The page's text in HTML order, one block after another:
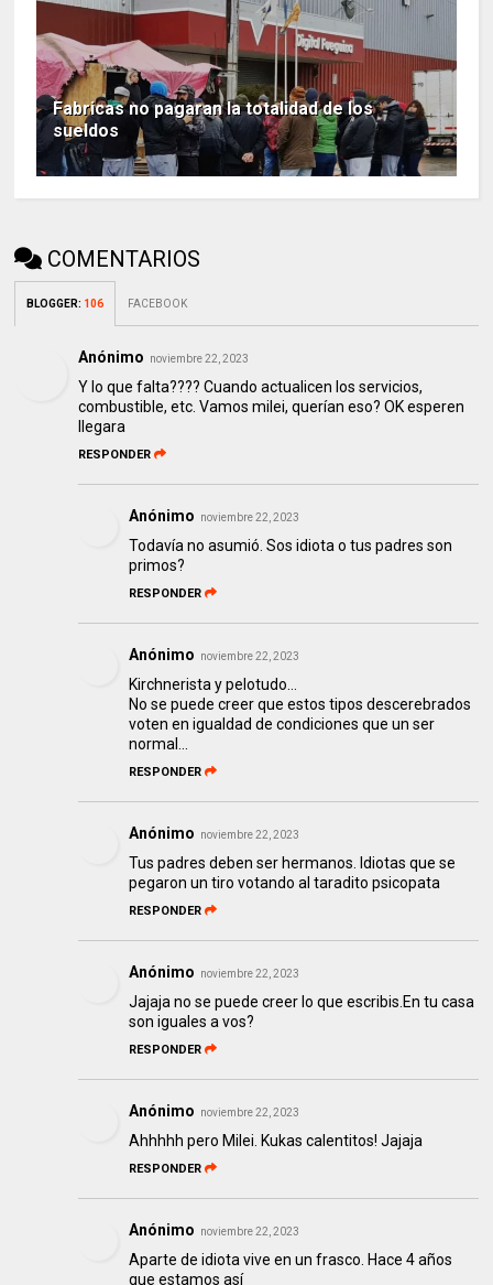
Fabricas no pagaran la totalidad de los
sueldos
COMENTARIOS
BLOGGER: 106 FACEBOOK
Anónimo noviembre 22, 2023
Y lo que falta???? Cuando actualicen los servicios,
combustible, etc. Vamos milei, querían eso? OK esperen
llegara
RESPONDER
Anónimo noviembre 22, 2023
Todavía no asumió. Sos idiota o tus padres son
primos?
RESPONDER
Anónimo noviembre 22, 2023
Kirchnerista y pelotudo...
No se puede creer que estos tipos descerebrados
voten en igualdad de condiciones que un ser
normal...
RESPONDER
Anónimo noviembre 22, 2023
Tus padres deben ser hermanos. Idiotas que se
pegaron un tiro votando al taradito psicopata
RESPONDER
Anónimo noviembre 22, 2023
Jajaja no se puede creer lo que escribis.En tu casa
son iguales a vos?
RESPONDER
Anónimo noviembre 22, 2023
Ahhhhh pero Milei. Kukas calentitos! Jajaja
RESPONDER
Anónimo noviembre 22, 2023
Aparte de idiota vive en un frasco. Hace 4 años
que estamos así